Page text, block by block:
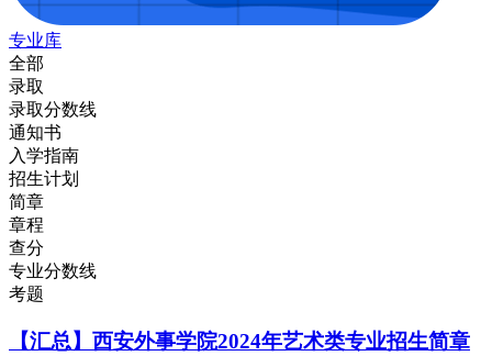
专业库
全部
录取
录取分数线
通知书
入学指南
招生计划
简章
章程
查分
专业分数线
考题
【汇总】西安外事学院2024年艺术类专业招生简章